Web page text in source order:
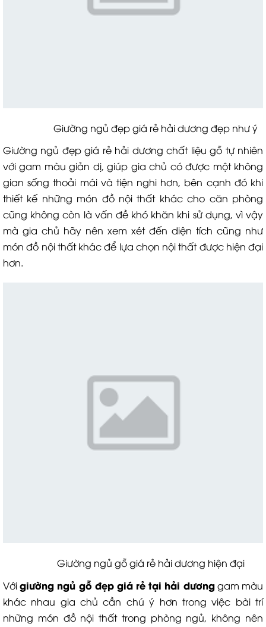
Giường ngủ đẹp giá rẻ hải dương đẹp như ý
Giường ngủ đẹp giá rẻ hải dương chất liệu gỗ tự nhiên
với gam màu giản dị, giúp gia chủ có được một không
gian sống thoải mái và tiện nghi hơn, bên cạnh đó khi
thiết kế những món đồ nội thất khác cho căn phòng
cũng không còn là vấn đề khó khăn khi sử dụng, vì vậy
mà gia chủ hãy nên xem xét đến diện tích cũng như
món đồ nội thất khác để lựa chọn nội thất được hiện đại
hơn.
Giường ngủ gỗ giá rẻ hải dương hiện đại
Vớigiường ngủ gỗ đẹp giá rẻ tại hải dươnggam màu
khác nhau gia chủ cần chú ý hơn trong việc bài trí
những món đồ nội thất trong phòng ngủ, không nên